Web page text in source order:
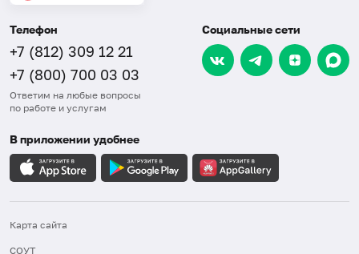
Телефон
+7 (812) 309 12 21
+7 (800) 700 03 03
Ответим на любые вопросы
по работе и услугам
Социальные сети
В приложении удобнее
Карта сайта
СОУТ